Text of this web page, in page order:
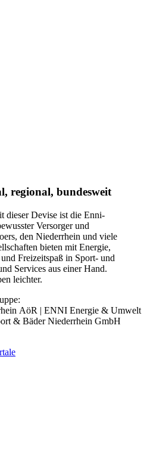
regional, bundesweit
dieser Devise ist die Enni-
Versorger und
den Niederrhein und viele
bieten mit Energie,
Freizeitspaß in Sport- und
Services aus einer Hand.
leichter.
AöR | ENNI Energie & Umwelt
& Bäder Niederrhein GmbH